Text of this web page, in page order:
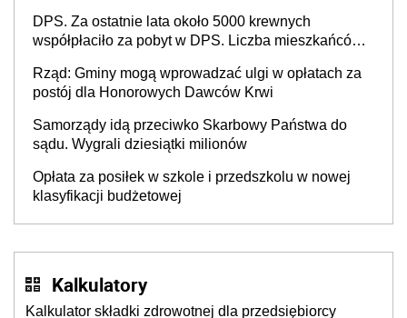
DPS. Za ostatnie lata około 5000 krewnych
współpłaciło za pobyt w DPS. Liczba mieszkańców
Rząd: Gminy mogą wprowadzać ulgi w opłatach za
postój dla Honorowych Dawców Krwi
Samorządy idą przeciwko Skarbowy Państwa do
sądu. Wygrali dziesiątki milionów
Opłata za posiłek w szkole i przedszkolu w nowej
klasyfikacji budżetowej
Kalkulatory
Kalkulator składki zdrowotnej dla przedsiębiorcy